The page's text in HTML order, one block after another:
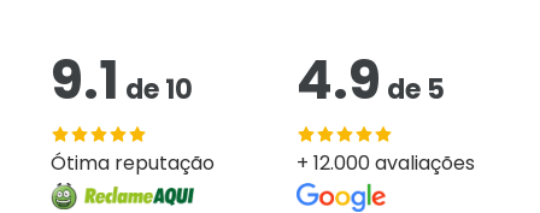
9.1 de10
Ótima reputação
4.9 de 5
+ 12.000 avaliações